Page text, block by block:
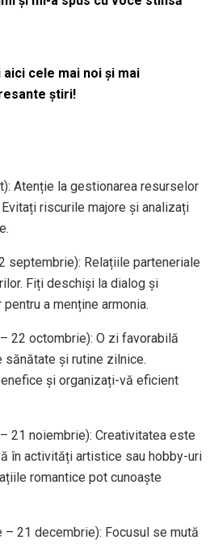
aici cele mai noi și mai
știri!
Atenție la gestionarea resurselor
riscurile majore și analizați
septembrie): Relațiile parteneriale
Fiți deschiși la dialog și
a menține armonia.
22 octombrie): O zi favorabilă
sănătate și rutine zilnice.
și organizați-vă eficient
21 noiembrie): Creativitatea este
în activități artistice sau hobby-uri
romantice pot cunoaște
21 decembrie): Focusul se mută